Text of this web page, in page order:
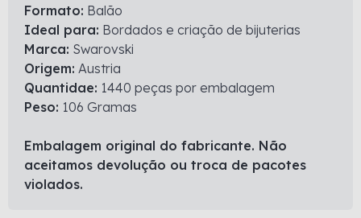
Formato: Balão
Ideal para: Bordados e criação de bijuterias
Marca: Swarovski
Origem: Austria
Quantidae: 1440 peças por embalagem
Peso: 106 Gramas
Embalagem original do fabricante. Não
aceitamos devolução ou troca de pacotes
violados.